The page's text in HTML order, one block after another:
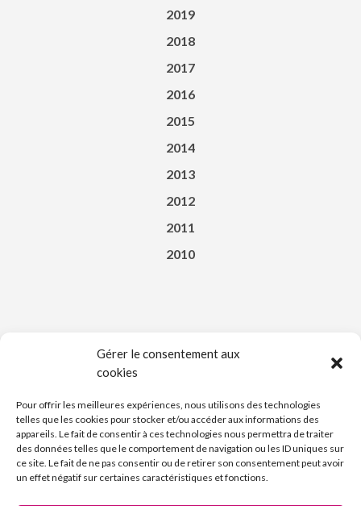
Gérer le consentement aux
cookies
Pour offrir les meilleures expériences, nous utilisons des technologies
telles que les cookies pour stocker et/ou accéder aux informations des
appareils. Le fait de consentir à ces technologies nous permettra de traiter
des données telles que le comportement de navigation ou les ID uniques sur
ce site. Le fait de ne pas consentir ou de retirer son consentement peut avoir
un effet négatif sur certaines caractéristiques et fonctions.
2019
2018
2017
2016
2015
2014
2013
2012
2011
2010
Téléchargez l’appli du Saint-Affricain